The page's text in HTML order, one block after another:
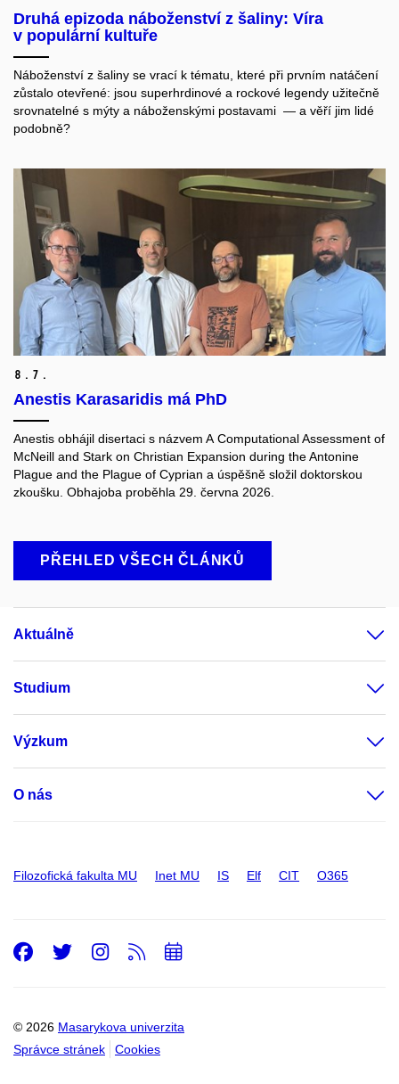
Druhá epizoda náboženství z šaliny: Víra
v populární kultuře
Náboženství z šaliny se vrací k tématu, které při prvním natáčení
zůstalo otevřené: jsou superhrdinové a rockové legendy užitečně
srovnatelné s mýty a náboženskými postavami — a věří jim lidé
podobně?
8. 7.
Anestis Karasaridis má PhD
Anestis obhájil disertaci s názvem A Computational Assessment of
McNeill and Stark on Christian Expansion during the Antonine
Plague and the Plague of Cyprian a úspěšně složil doktorskou
zkoušku. Obhajoba proběhla 29. června 2026.
PŘEHLED VŠECH ČLÁNKŮ
Aktuálně
Studium
Výzkum
O nás
Filozofická fakulta MU Inet MU IS Elf CIT O365
© 2026 Masarykova univerzita
Správce stránek
Cookies
Facebook
Twitter
Instagram
RSSPřidat